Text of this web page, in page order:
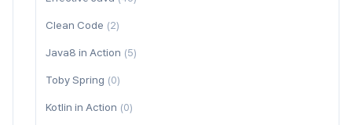
Clean Code (2)
Java8 in Action (5)
Toby Spring (0)
Kotlin in Action (0)